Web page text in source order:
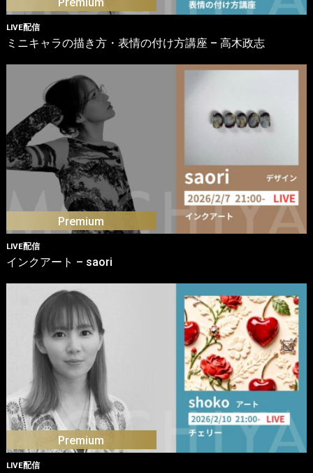
LIVE配信
ミニキャラの描き方・表情の付け方講座 – 高木政志
LIVE配信
インクアート – saori
LIVE配信